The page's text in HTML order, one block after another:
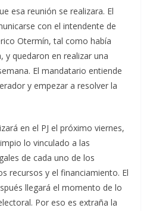
esa reunión se realizara. El
con el intendente de
Otermín, tal como había
y quedaron en realizar una
El mandatario entiende
y empezar a resolver la
en el PJ el próximo viernes,
lo vinculado a las
de cada uno de los
recursos y el financiamiento. El
llegará el momento de lo
Por eso es extraña la